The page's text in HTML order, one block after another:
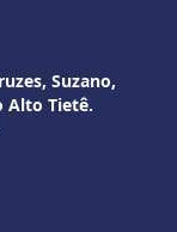
Suzano,
Alto Tietê.